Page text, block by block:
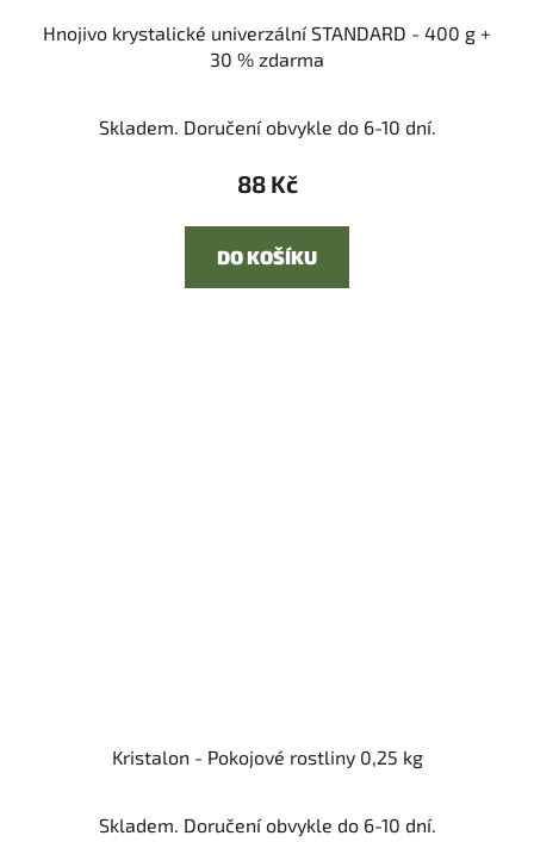
Hnojivo krystalické univerzální STANDARD - 400 g +
30 % zdarma
Skladem. Doručení obvykle do 6-10 dní.
88 Kč
DO KOŠÍKU
Kristalon - Pokojové rostliny 0,25 kg
Skladem. Doručení obvykle do 6-10 dní.